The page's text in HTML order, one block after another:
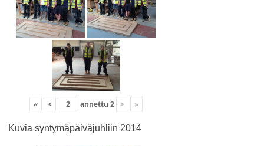
« < annettu 2 > »
Kuvia syntymäpäiväjuhliin 2014